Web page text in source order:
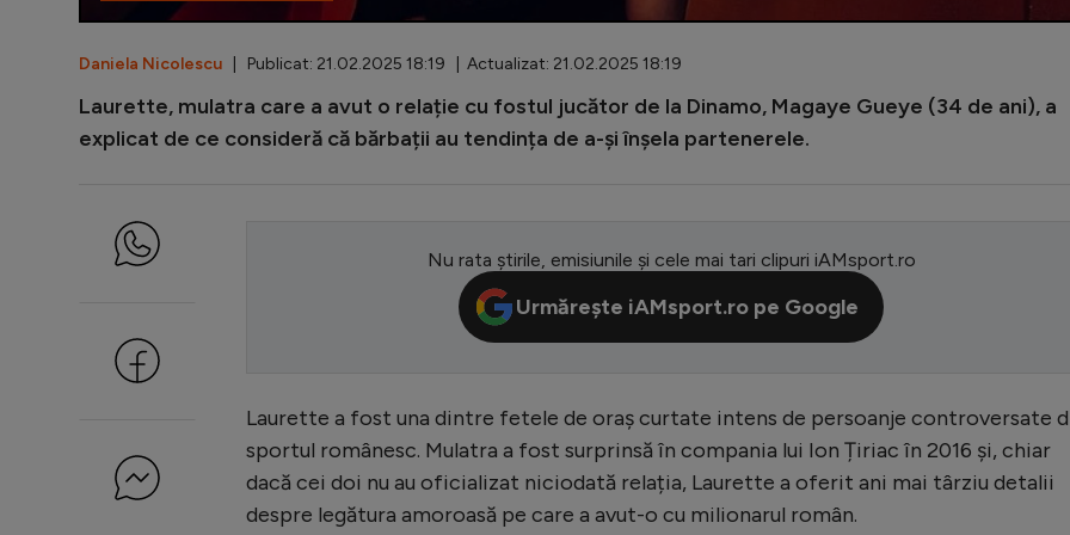
Daniela Nicolescu | Publicat: 21.02.2025 18:19 | Actualizat: 21.02.2025 18:19
Laurette, mulatra care a avut o relație cu fostul jucător de la Dinamo, Magaye Gueye (34 de ani), a
explicat de ce consideră că bărbații au tendința de a-și înșela partenerele.
Nu rata știrile, emisiunile și cele mai tari clipuri iAMsport.ro
Urmărește iAMsport.ro pe Google
Laurette a fost una dintre fetele de oraș curtate intens de persoanje controversate
sportul românesc. Mulatra a fost surprinsă în compania lui Ion Țiriac în 2016 și, chiar
dacă cei doi nu au oficializat niciodată relația, Laurette a oferit ani mai târziu detalii
despre legătura amoroasă pe care a avut-o cu milionarul român.